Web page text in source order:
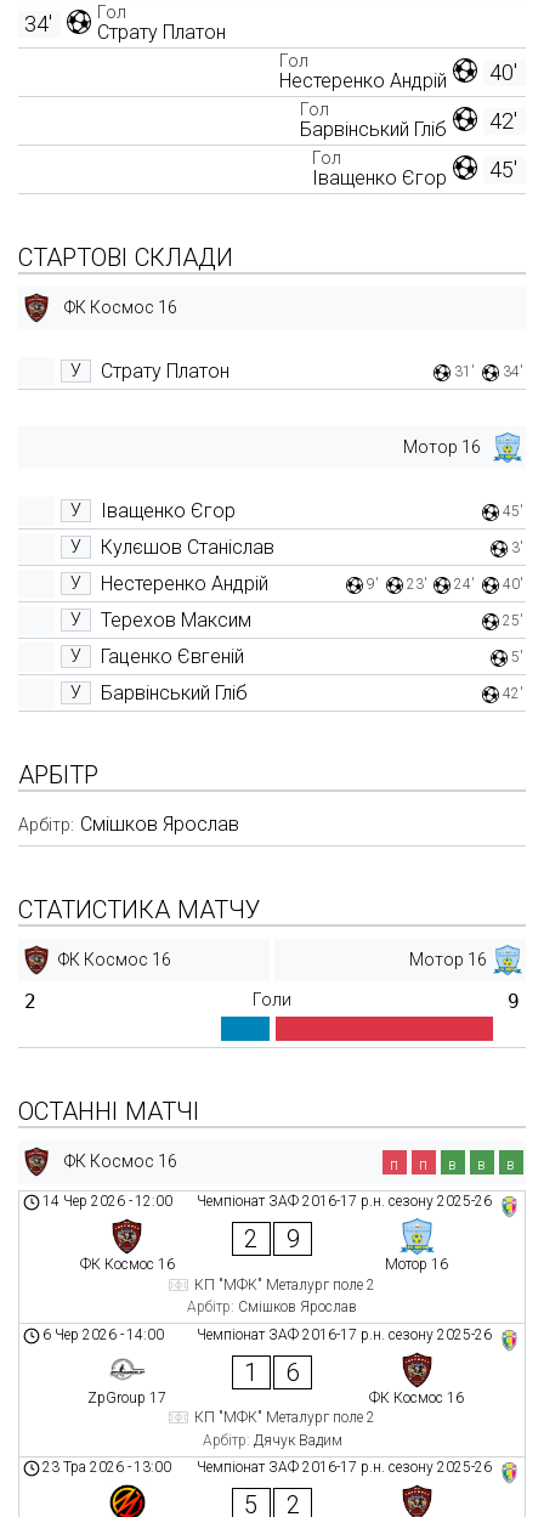
Гол
Страту Платон
34'
40'
Гол
Нестеренко Андрій
42'
Гол
Барвінський Гліб
45'
Гол
Іващенко Єгор
СТАРТОВІ СКЛАДИ
ФК Космос 16
У Страту Платон 31' 34'
Мотор 16
У Іващенко Єгор 45'
У Кулєшов Станіслав 3'
У Нестеренко Андрій 9' 23' 24' 40'
У Терехов Максим 25'
У Гаценко Євгеній 5'
У Барвінський Гліб 42'
АРБІТР
Арбітр: Смішков Ярослав
СТАТИСТИКА МАТЧУ
ФК Космос 16 Мотор 16
2 Голи 9
ОСТАННІ МАТЧІ
ФК Космос 16 п п в в в
Чемпіонат ЗАФ 2016-17 р.н. сезону 2025-26
14 Чер 2026 -12:00
ФК Космос 16
2 9
Мотор 16
КП "МФК" Металург поле 2
Арбітр: Смішков Ярослав
Чемпіонат ЗАФ 2016-17 р.н. сезону 2025-26
6 Чер 2026 -14:00
ZpGroup 17
1 6
ФК Космос 16
КП "МФК" Металург поле 2
Арбітр: Дячук Вадим
Чемпіонат ЗАФ 2016-17 р.н. сезону 2025-26
23 Тра 2026 -13:00
5 2